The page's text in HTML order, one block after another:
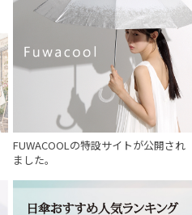
FUWACOOLの特設サイトが公開され
ました。